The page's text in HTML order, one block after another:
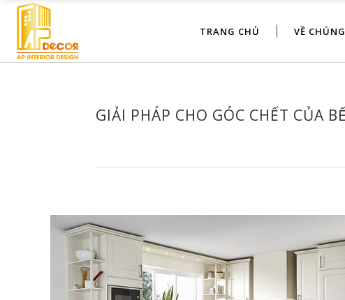
TRANG CHỦ VỀ
GIẢI PHÁP CHO GÓC CHẾT CỦA